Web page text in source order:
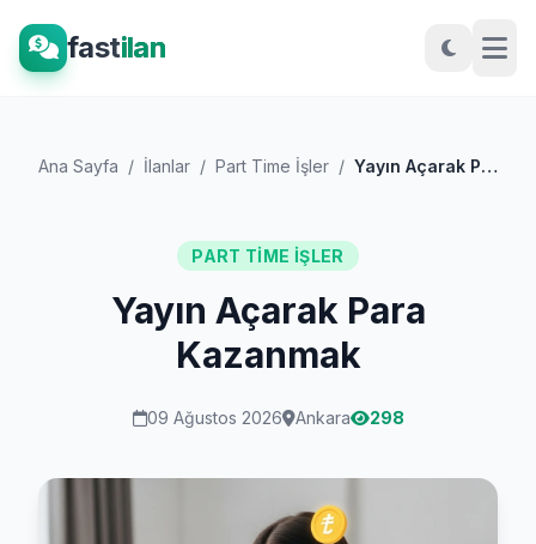
fastilan
Ana Sayfa / İlanlar / Part Time İşler / Yayın Açarak Para Kazanmak
PART TIME İŞLER
Yayın Açarak Para
Kazanmak
09 Ağustos 2026 Ankara 298